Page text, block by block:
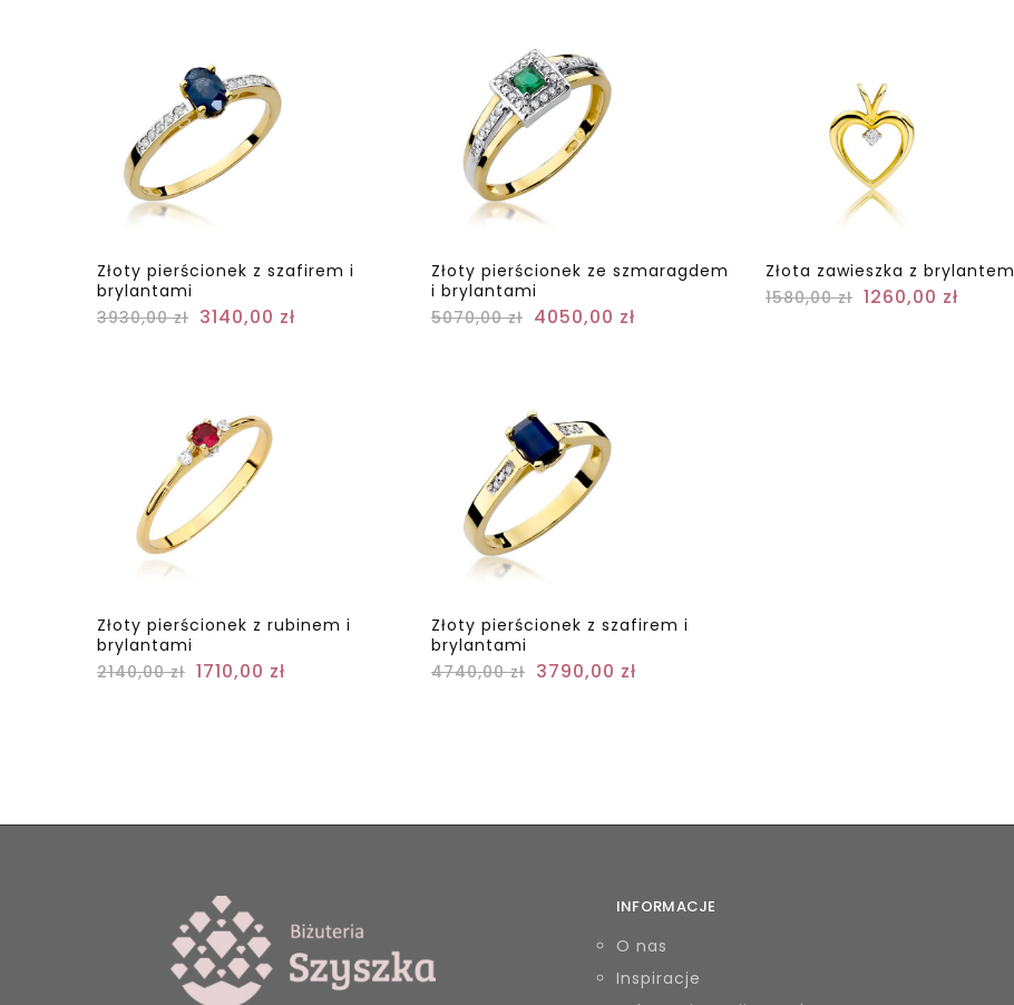
Złoty pierścionek z szafirem i
brylantami
3930,00zł 3140,00 zł
Złoty pierścionek ze szmaragdem
i brylantami
5070,00zł 4050,00 zł
Złota zawieszka z brylantem
1580,00zł 1260,00 zł
Złoty pierścionek z rubinem i
brylantami
2140,00zł 1710,00 zł
Złoty pierścionek z szafirem i
brylantami
4740,00zł 3790,00 zł
INFORMACJE
O nas
Inspiracje